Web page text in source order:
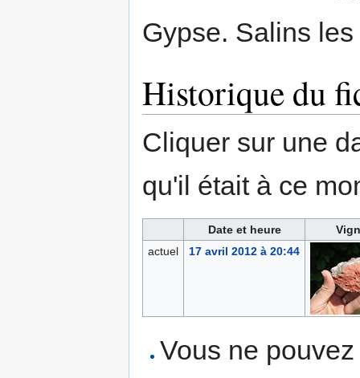
Gypse. Salins
Historique du
Cliquer sur une
qu'il était à ce
Date et heure
actuel
17 avril 2012 à 20:44
Vous ne